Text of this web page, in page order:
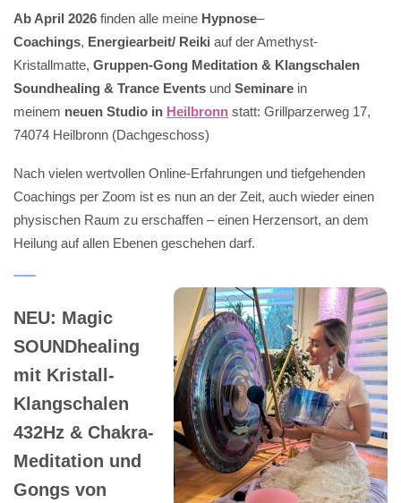
Ab April 2026 finden alle meine Hypnose–
Coachings, Energiearbeit/ Reiki auf der Amethyst-
Kristallmatte, Gruppen-Gong Meditation & Klangschalen
Soundhealing & Trance Events und Seminare in
meinem neuen Studio in Heilbronn statt: Grillparzerweg 17,
74074 Heilbronn (Dachgeschoss)
Nach vielen wertvollen Online-Erfahrungen und tiefgehenden
Coachings per Zoom ist es nun an der Zeit, auch wieder einen
physischen Raum zu erschaffen – einen Herzensort, an dem
Heilung auf allen Ebenen geschehen darf.
NEU: Magic
SOUNDhealing
mit Kristall-
Klangschalen
432Hz & Chakra-
Meditation und
Gongs von